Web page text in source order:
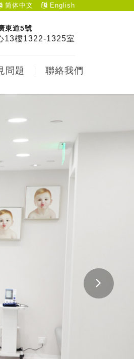
简体中文 English
東道5號
13樓1322-1325室
問題 聯絡我們